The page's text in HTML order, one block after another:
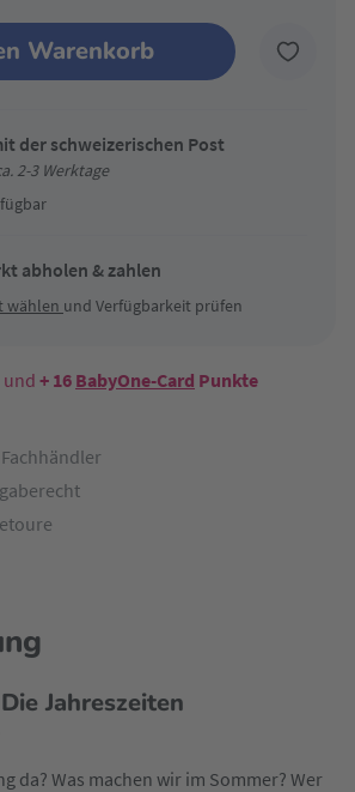
Warenkorb
der schweizerischen Post
2-3 Werktage
abholen & zahlen
wählen und Verfügbarkeit prüfen
und+ 16 BabyOne-Card Punkte
Jahreszeiten
da? Was machen wir im Sommer? Wer